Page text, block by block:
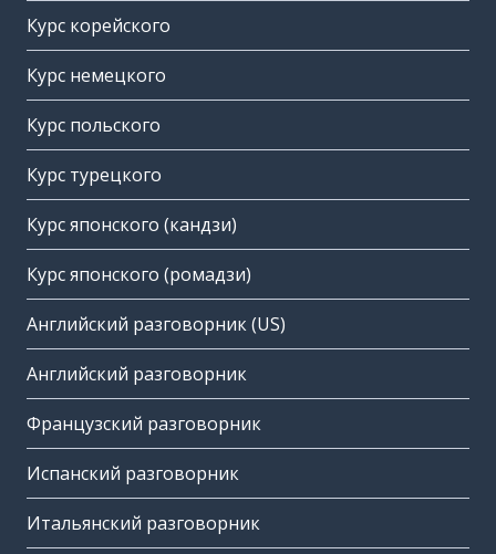
Курс корейского
Курс немецкого
Курс польского
Курс турецкого
Курс японского (кандзи)
Курс японского (ромадзи)
Английский разговорник (US)
Английский разговорник
Французский разговорник
Испанский разговорник
Итальянский разговорник